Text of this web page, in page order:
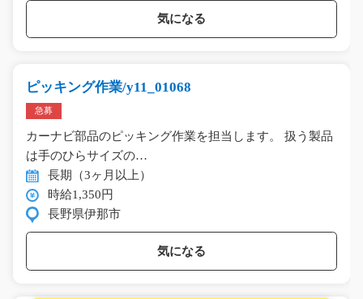
気になる
ピッキング作業/y11_01068
急募
カーナビ部品のピッキング作業を担当します。 扱う製品
は手のひらサイズの…
長期（3ヶ月以上）
時給1,350円
長野県伊那市
気になる